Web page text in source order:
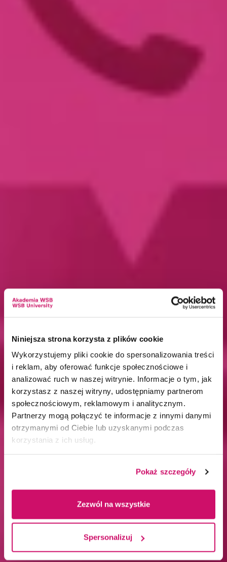
Niniejsza strona korzysta z plików cookie
Wykorzystujemy pliki cookie do spersonalizowania treści
i reklam, aby oferować funkcje społecznościowe i
analizować ruch w naszej witrynie. Informacje o tym, jak
korzystasz z naszej witryny, udostępniamy partnerom
społecznościowym, reklamowym i analitycznym.
Partnerzy mogą połączyć te informacje z innymi danymi
otrzymanymi od Ciebie lub uzyskanymi podczas
korzystania z ich usług.
Pokaż szczegóły
Zezwól na wszystkie
Spersonalizuj